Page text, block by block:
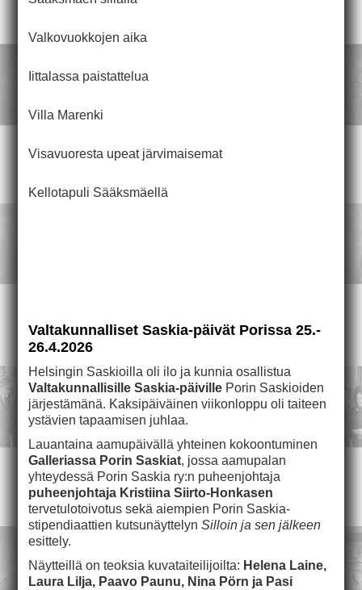
Valkovuokkojen aika
Iittalassa paistattelua
Villa Marenki
Visavuoresta upeat järvimaisemat
Kellotapuli Sääksmäellä
Valtakunnalliset Saskia-päivät Porissa 25.-
26.4.2026
Helsingin Saskioilla oli ilo ja kunnia osallistua
Valtakunnallisille Saskia-päivillePorin Saskioiden
järjestämänä. Kaksipäiväinen viikonloppu oli taiteen
ystävien tapaamisen juhlaa.
Lauantaina aamupäivällä yhteinen kokoontuminen
Galleriassa Porin Saskiat, jossa aamupalan
yhteydessä Porin Saskia ry:n puheenjohtaja
puheenjohtaja Kristiina Siirto-Honkasen
tervetulotoivotus sekä aiempien Porin Saskia-
stipendiaattien kutsunäyttelyn Silloin ja sen jälkeen
esittely.
Näytteillä on teoksia kuvataiteilijoilta: Helena Laine,
Laura Lilja, Paavo Paunu, Nina Pörn ja Pasi